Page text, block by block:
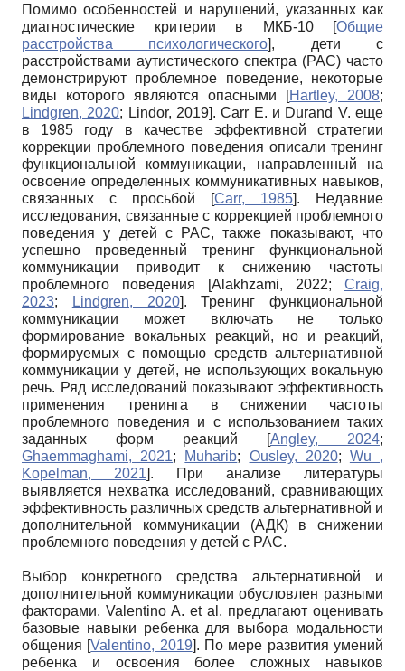
Помимо особенностей и нарушений, указанных как
диагностические критерии в МКБ-10
[Общие
расстройства психологического], дети с
расстройствами аутистического спектра (РАС) часто
демонстрируют проблемное поведение, некоторые
виды которого являются опасными
[Hartley, 2008;
Lindgren, 2020; Lindor, 2019]. Carr E. и Durand V. еще
в 1985 году в качестве эффективной стратегии
коррекции проблемного поведения описали тренинг
функциональной коммуникации, направленный на
освоение определенных коммуникативных навыков,
связанных с просьбой
[Carr, 1985]. Недавние
исследования, связанные с коррекцией проблемного
поведения у детей с РАС, также показывают, что
успешно проведенный тренинг функциональной
коммуникации приводит к снижению частоты
проблемного поведения
[Alakhzami, 2022; Craig,
2023; Lindgren, 2020]. Тренинг функциональной
коммуникации может включать не только
формирование вокальных реакций, но и реакций,
формируемых с помощью средств альтернативной
коммуникации у детей, не использующих вокальную
речь. Ряд исследований показывают эффективность
применения тренинга в снижении частоты
проблемного поведения и с использованием таких
заданных форм реакций
[Angley, 2024;
Ghaemmaghami, 2021; Muharib; Ousley, 2020; Wu ,
Kopelman, 2021]. При анализе литературы
выявляется нехватка исследований, сравнивающих
эффективность различных средств альтернативной и
дополнительной коммуникации (АДК) в снижении
проблемного поведения у детей с РАС.
Выбор конкретного средства альтернативной и
дополнительной коммуникации обусловлен разными
факторами. Valentino A. et al. предлагают оценивать
базовые навыки ребенка для выбора модальности
общения [Valentino, 2019]. По мере развития умений
ребенка и освоения более сложных навыков